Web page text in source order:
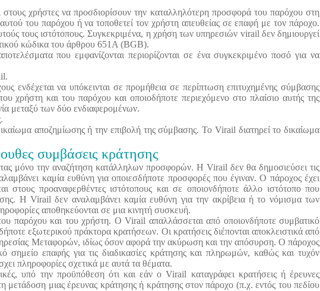
χρήστες να προσδιορίσουν την καταλληλότερη προσφορά του παρόχου στη
του παρόχου ή να τοποθετεί τον χρήστη απευθείας σε επαφή με τον πάροχο.
τους ιστότοπους. Συγκεκριμένα, η χρήση των υπηρεσιών virail δεν δημιουργεί
κώδικα του άρθρου 651Α (BGB).
που εμφανίζονται περιορίζονται σε ένα συγκεκριμένο ποσό για να
ενδέχεται να υπόκεινται σε προμήθεια σε περίπτωση επιτυχημένης σύμβασης
χρήστη και του παρόχου και οποιοδήποτε περιεχόμενο στο πλαίσιο αυτής της
μεταξύ των δύο ενδιαφερομένων.
αποζημίωσης ή την επιβολή της σύμβασης. Το Virail διατηρεί το δικαίωμα
συμβάσεις κράτησης
μόνο την αναζήτηση κατάλληλων προσφορών. Η Virail δεν θα δημοσιεύσει τις
καμία ευθύνη για οποιεσδήποτε προσφορές που έγιναν. Ο πάροχος έχει
στους προαναφερθέντες ιστότοπους και σε οποιονδήποτε άλλο ιστότοπο που
Η Virail δεν αναλαμβάνει καμία ευθύνη για την ακρίβεια ή το νόμισμα των
αποθηκεύονται σε μια κινητή συσκευή.
παρόχου και του χρήστη. Ο Virail απαλλάσσεται από οποιονδήποτε συμβατικό
εξωτερικού πράκτορα κρατήσεων. Οι κρατήσεις διέπονται αποκλειστικά από
Μεταφορών, ιδίως όσον αφορά την ακύρωση και την απόσυρση. Ο πάροχος
επαφής για τις διαδικασίες κράτησης και πληρωμών, καθώς και τυχόν
πληροφορίες σχετικά με αυτά τα θέματα.
υπό την προϋπόθεση ότι και εάν ο Virail καταγράφει κρατήσεις ή έρευνες
μετάδοση μιας έρευνας κράτησης ή κράτησης στον πάροχο (π.χ. εντός του πεδίου